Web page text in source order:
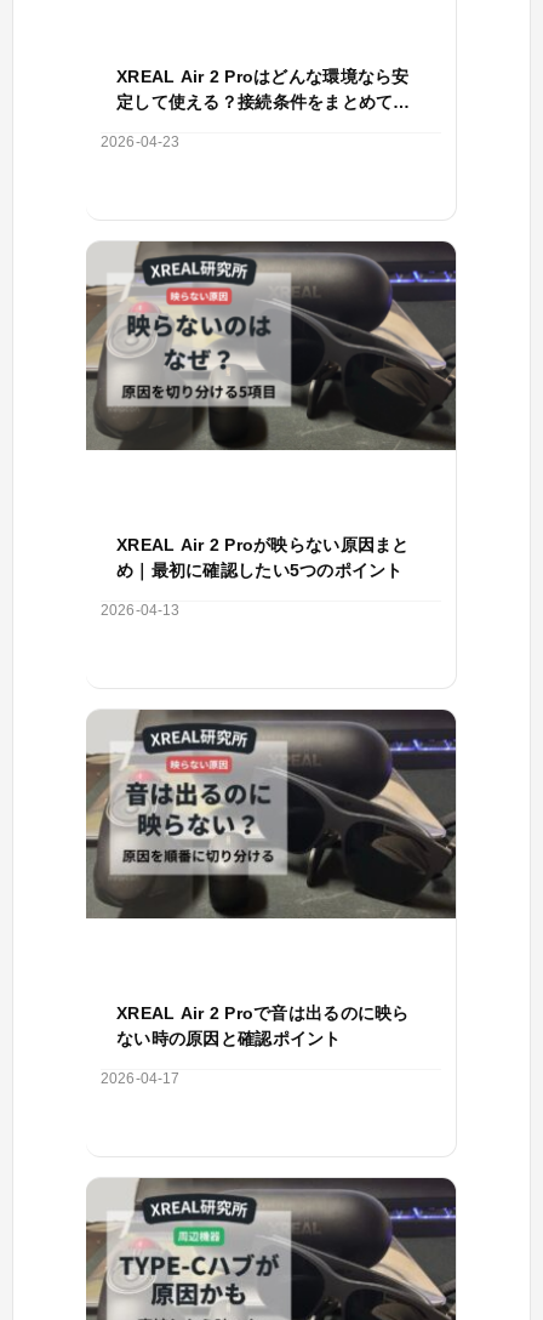
XREAL Air 2 Proはどんな環境なら安
定して使える？接続条件をまとめて整
2026-04-23
XREAL Air 2 Proが映らない原因まと
め｜最初に確認したい5つのポイント
2026-04-13
XREAL Air 2 Proで音は出るのに映ら
ない時の原因と確認ポイント
2026-04-17